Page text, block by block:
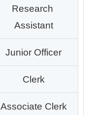
Research
Assistant
Junior Officer
Clerk
Associate Clerk